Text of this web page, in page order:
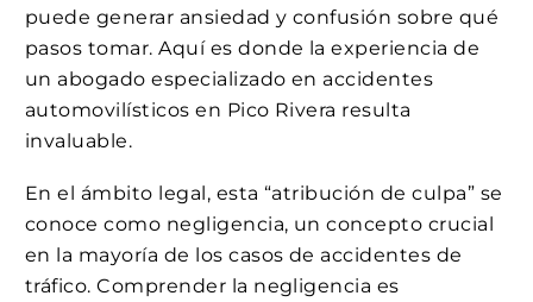
puede generar ansiedad y confusión sobre qué
pasos tomar. Aquí es donde la experiencia de
un abogado especializado en accidentes
automovilísticos en Pico Rivera resulta
invaluable.
En el ámbito legal, esta “atribución de culpa” se
conoce como negligencia, un concepto crucial
en la mayoría de los casos de accidentes de
tráfico. Comprender la negligencia es